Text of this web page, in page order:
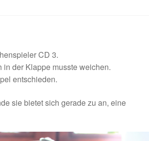
CD 3.
der Klappe musste weichen.
entschieden.
sie bietet sich gerade zu an, eine